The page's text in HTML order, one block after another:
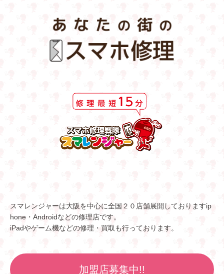
スマレンジャーは大阪を中心に全国２０店舗展開しておりますip
hone・Androidなどの修理店です。
iPadやゲーム機などの修理・買取も行っております。
加盟店募集中!!